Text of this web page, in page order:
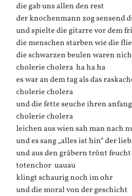
die gab uns allen den rest
der knochenmann zog sensend
und spielte die gitarre vor dem
die menschen starben wie die
die schwarzen beulen waren
cholerie cholera  ha ha ha
es war an dem tag als das
cholerie cholera
und die fette seuche ihren
cholerie cholera
leichen aus wien sah man nach
und es sang „alles ist hin“ der
und aus den gräbern trönt
totenchor  uauau
klingt schaurig noch im ohr
und die moral von der geschicht